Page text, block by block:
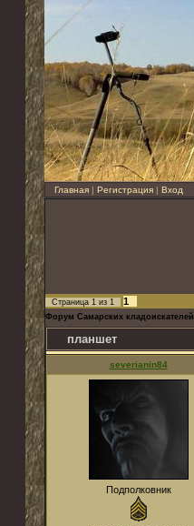
Главная | Регистрация | Вход
Страница 1 из 1 1
Форум Самарских кладоискателей
планшет
severianin84
Подполковник